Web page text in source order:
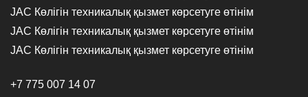
JAC Көлігін техникалық қызмет көрсетуге өтінім
JAC Көлігін техникалық қызмет көрсетуге өтінім
JAC Көлігін техникалық қызмет көрсетуге өтінім
+7 775 007 14 07